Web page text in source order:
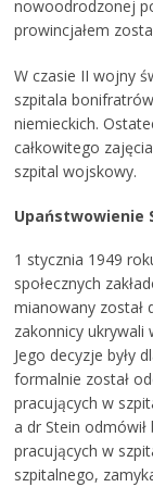
nowoodrodzonej
prowincjałem
W czasie II wojny
szpitala
niemieckich.
całkowitego
szpital wojskowy.
Upaństwowienie
1 stycznia 1949
społecznych
mianowany został
zakonnicy ukrywali
Jego decyzje były
formalnie został
pracujących w
a dr Stein
pracujących w
szpitalnego,